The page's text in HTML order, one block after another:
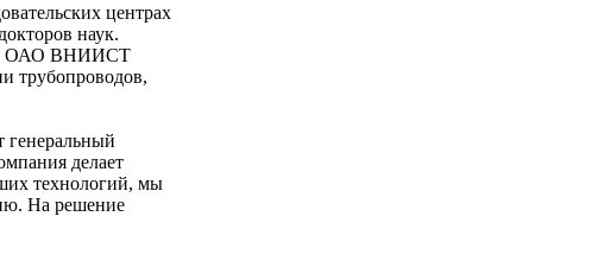
центрах
наук.
ОАО ВНИИСТ
трубопроводов,
генеральный
делает
технологий, мы
На решение